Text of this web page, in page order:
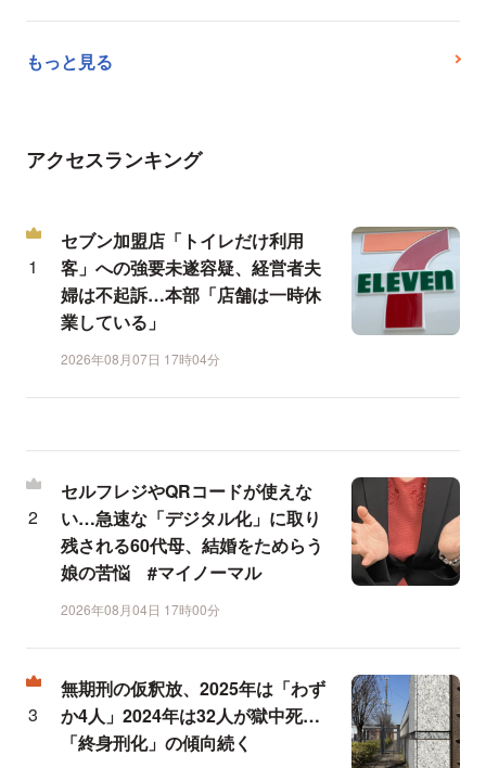
もっと見る
アクセスランキング
セブン加盟店「トイレだけ利用
客」への強要未遂容疑、経営者夫
婦は不起訴…本部「店舗は一時休
業している」
2026年08月07日 17時04分
セルフレジやQRコードが使えな
い…急速な「デジタル化」に取り
残される60代母、結婚をためらう
娘の苦悩 #マイノーマル
2026年08月04日 17時00分
無期刑の仮釈放、2025年は「わず
か4人」2024年は32人が獄中死…
「終身刑化」の傾向続く